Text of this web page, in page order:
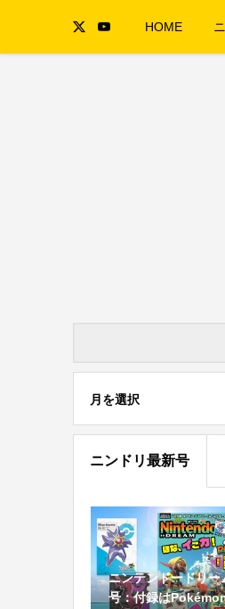
HOME
月を選択
ニンドリ最新号
ニンテンドードリー
号：付録は